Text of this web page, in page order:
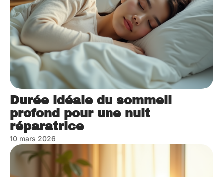
Durée idéale du sommeil
profond pour une nuit
réparatrice
10 mars 2026